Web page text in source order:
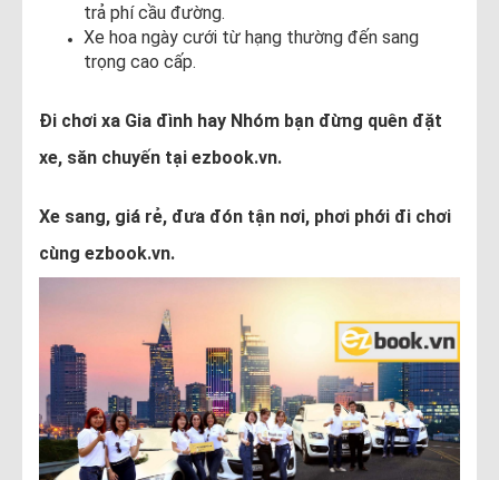
trả phí cầu đường.
Xe hoa ngày cưới từ hạng thường đến sang
trọng cao cấp.
Đi chơi xa Gia đình hay Nhóm bạn đừng quên đặt
xe, săn chuyến tại ezbook.vn.
Xe sang, giá rẻ, đưa đón tận nơi, phơi phới đi chơi
cùng ezbook.vn.